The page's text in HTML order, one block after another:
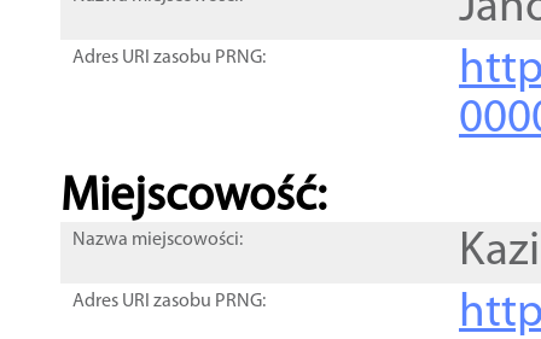
Adres URI zasobu PRNG:
Miejscowość:
Nazwa miejscowości:
Adres URI zasobu PRNG: